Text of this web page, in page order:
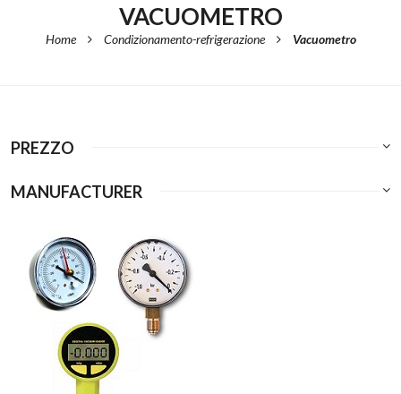
VACUOMETRO
Home Condizionamento-refrigerazione Vacuometro
PREZZO
MANUFACTURER